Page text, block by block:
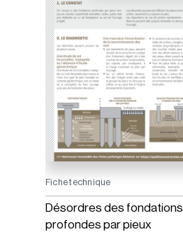
Fiche technique
Désordres des fondations
profondes par pieux